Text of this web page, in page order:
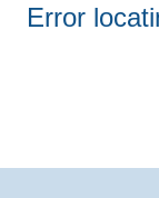
Error